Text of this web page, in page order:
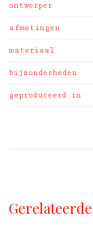
ontwerper
afmetingen
materiaal
bijzonderheden
geproduceerd in